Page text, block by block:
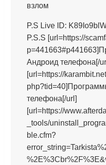
взлом
P.S Live ID:
P.S.S [url=https://
Андроид телефона[/
[url=https://
телефона[/url]
[url=https://
_tools/
ble.cfm?